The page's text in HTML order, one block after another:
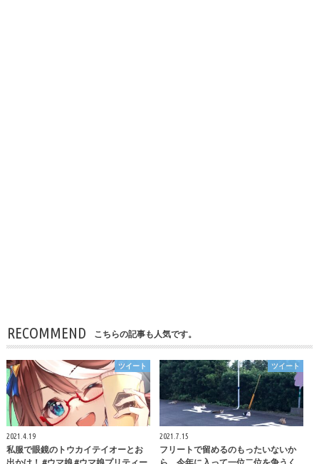
RECOMMEND こちらの記事も人気です。
ツイート
2021.4.19
私服で眼鏡のトウカイテイオーとお
ツイート
2021.7.15
フリートで留めるのもったいないか